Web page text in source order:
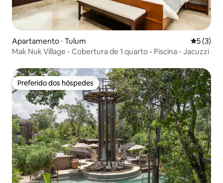
Apartamento ⋅ Tulum 5 de
5 (3)
Mak Nuk Village - Cobertura de 1 quarto - Piscina - Jacuzzi
Preferido dos hóspedes
Preferido dos hóspedes